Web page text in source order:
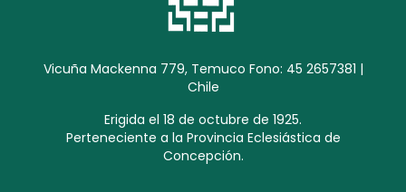
Vicuña Mackenna 779, Temuco Fono: 45 2657381 |
Chile
Erigida el 18 de octubre de 1925.
Perteneciente a la Provincia Eclesiástica de
Concepción.